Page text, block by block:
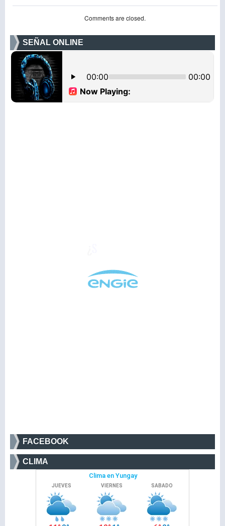
Comments are closed.
SEÑAL ONLINE
FACEBOOK
CLIMA